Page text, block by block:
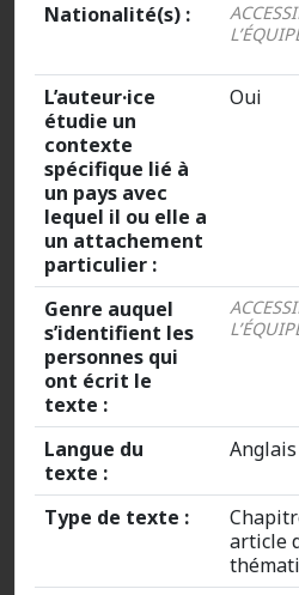
Nationalité(s) :
L’auteur·ice
étudie un
contexte
spécifique lié à
un pays avec
lequel il ou elle a
un attachement
particulier :
Oui
Genre auquel
s’identifient les
personnes qui
ont écrit le
texte :
Langue du
texte :
Anglais
Type de texte :
article